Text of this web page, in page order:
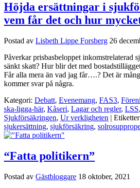
Höjda ersättningar i
vem får det och hur
Postad av Lisbeth Lippe Forsberg 26
Påverkar prisbasbeloppet inkomstrelaterad
sänkt skatt? Hur blir det med
Får alla mera än vad jag får….? Det är
kommer svar på några.
Kategori: Debatt, Evenemang, FAS3,
ska-ligga-här, Kåseri, Lagar och regler, LSS,
Sjukförsäkringen, Ur verkligheten |
sjukersättning, sjukförsäkring,
“Fatta politikern”
Postad av Gästbloggare 18 oktober, 2021